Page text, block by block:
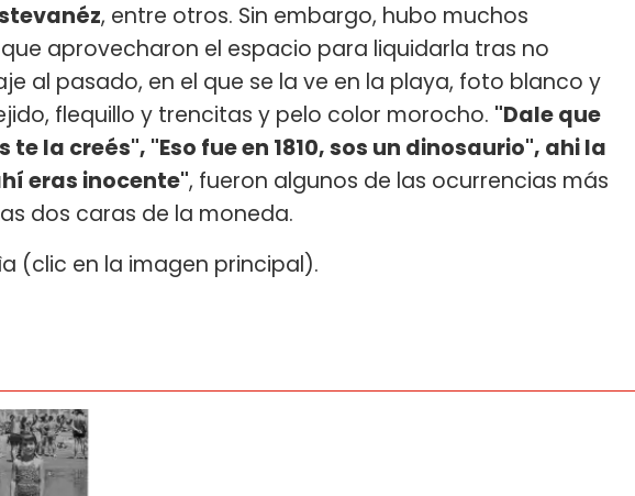
, entre otros. Sin embargo, hubo muchos
aprovecharon el espacio para liquidarla tras no
al pasado, en el que se la ve en la playa, foto blanco y
flequillo y trencitas y pelo color morocho. "Dale que
te la creés", "Eso fue en 1810, sos un dinosaurio", ahi la
eras inocente", fueron algunos de las ocurrencias más
dos caras de la moneda.
(clic en la imagen principal).